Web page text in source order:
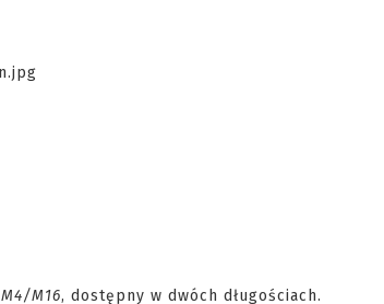
M4/M16, dostępny w dwóch długościach.